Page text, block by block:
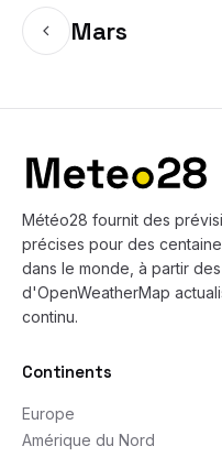
Mars
Météo28 fournit des
précises pour des
dans le monde, à partir
d'OpenWeatherMap
continu.
Continents
Europe
Amérique du Nord